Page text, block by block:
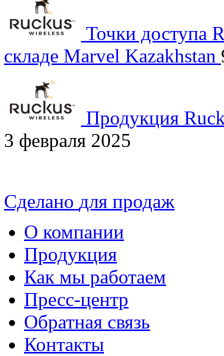
Точки доступа
складе Marvel Kazakhstan
Продукция
3 февраля 2025
Сделано для продаж
О компании
Продукция
Как мы работаем
Пресс-центр
Обратная связь
Контакты